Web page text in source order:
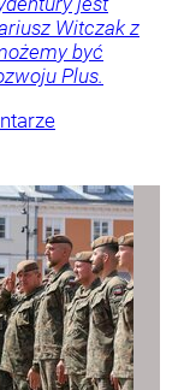
Witczak z
być
Plus.